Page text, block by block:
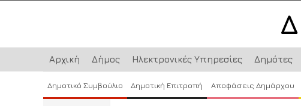
Αρχική Δήμος Ηλεκτρονικές Υπηρεσίες Δημότες
Δημοτικό Συμβούλιο Δημοτική Επιτροπή Αποφάσεις Δημάρχου